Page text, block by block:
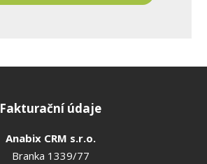
Fakturační údaje
Anabix CRM s.r.o.
Branka 1339/77